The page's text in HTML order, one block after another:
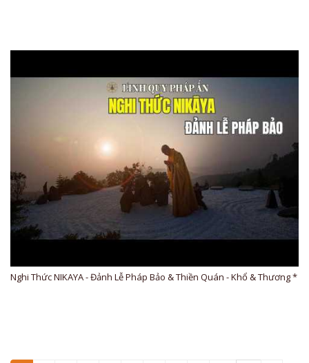
Nghi Thức NIKAYA - Đảnh Lễ Pháp Bảo & Thiền Quán - Khổ & Thương *